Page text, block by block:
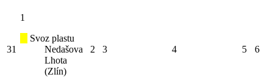
31
1
Svoz plastu
Nedašova
Lhota
(Zlín)
2 3 4 5 6